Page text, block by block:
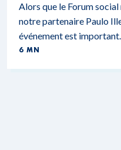
Alors que le Forum
notre partenaire Paulo
événement est important.
6 MN